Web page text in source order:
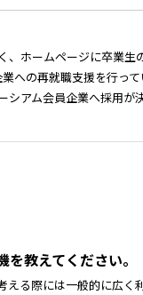
ホームページに卒業生
への再就職支援を行って
アム会員企業へ採用が
教えてください。
る際には一般的に広く